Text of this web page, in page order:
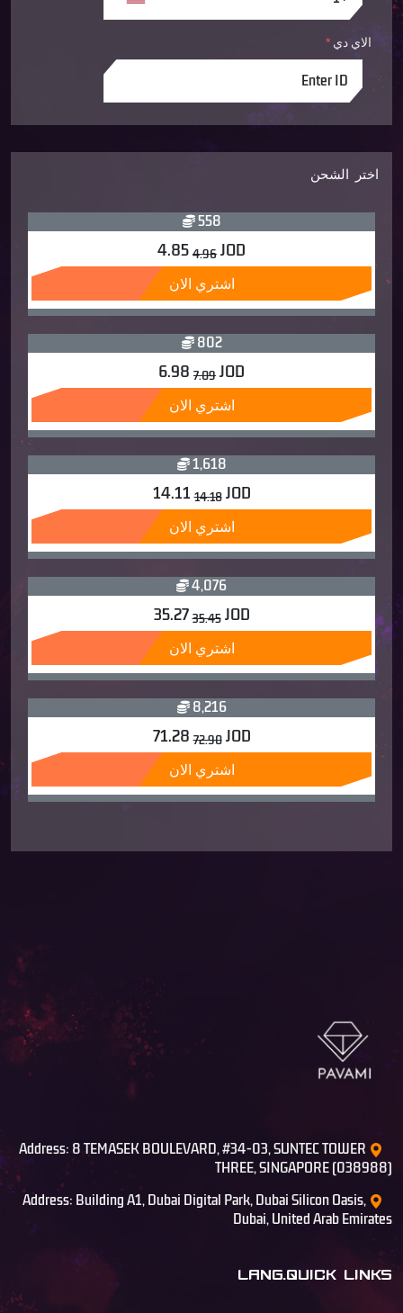
الاي دي *
اختر الشحن
558
JOD
4.96
4.85
اشتري الان
802
JOD
7.09
6.98
اشتري الان
1,618
JOD
14.18
14.11
اشتري الان
4,076
JOD
35.45
35.27
اشتري الان
8,216
JOD
72.90
71.28
اشتري الان
Address: 8 TEMASEK BOULEVARD, #34-03, SUNTEC TOWER
THREE, SINGAPORE (038988)
Address: Building A1, Dubai Digital Park, Dubai Silicon Oasis,
Dubai, United Arab Emirates
LANG.QUICK LINKS